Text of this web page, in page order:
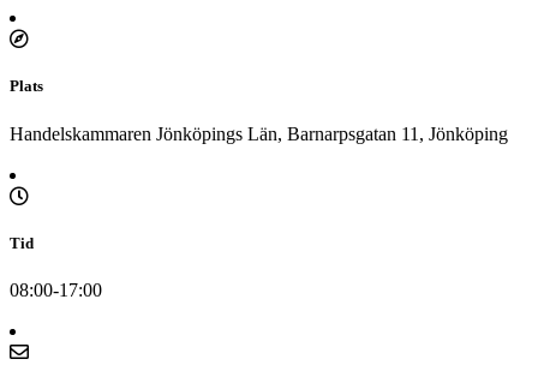
Plats
Handelskammaren Jönköpings Län, Barnarpsgatan 11, Jönköping
Tid
08:00-17:00